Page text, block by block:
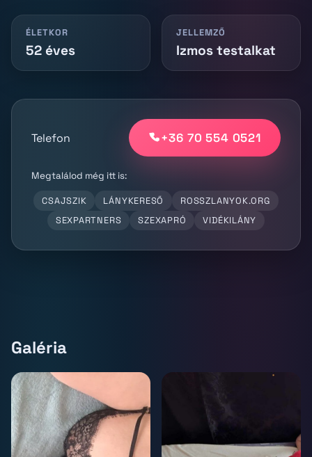
ÉLETKOR
52 éves
JELLEMZŐ
Izmos testalkat
Telefon +36 70 554 0521
Megtalálod még itt is:
CSAJSZIK LÁNYKERESŐ
ROSSZLANYOK.ORG
SEXPARTNERS
SZEXAPRÓ VIDÉKILÁNY
Galéria